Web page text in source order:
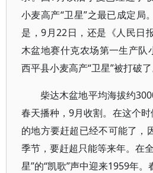
小麦高产“卫星”之最已成定局
是，9月22日，还是《人民日
木盆地赛什克农场第一生产队
西平县小麦高产“卫星”被打破了
柴达木盆地平均海拔约
春天播种，9月收割。在这个时
的地方要赶超已经不可能了，
季节，要赶超只能等来年。在
星”的“凯歌”声中迎来1959年